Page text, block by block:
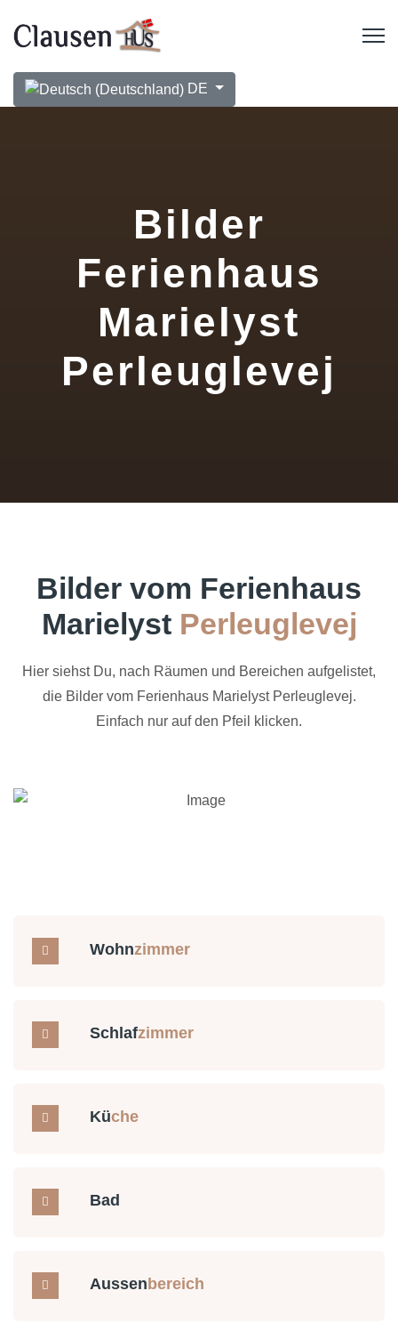
Sprache auswählen DE
Bilder
Ferienhaus
Marielyst
Perleuglevej
Bilder vom Ferienhaus
Marielyst Perleuglevej
Hier siehst Du, nach Räumen und Bereichen aufgelistet,
die Bilder vom Ferienhaus Marielyst Perleuglevej.
Einfach nur auf den Pfeil klicken.
Wohnzimmer
Schlafzimmer
Küche
Bad
Aussenbereich